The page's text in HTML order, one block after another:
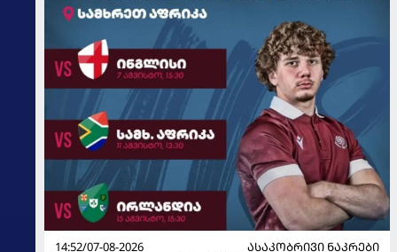
14:52/07-08-2026
ᲐᲡᲐᲙᲝᲑᲠᲘᲕᲘ ᲜᲐᲙᲠᲔᲑᲘ